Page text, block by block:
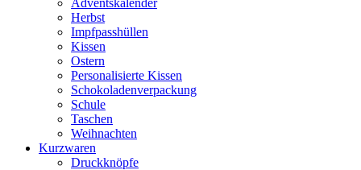
Adventskalender
Herbst
Impfpasshüllen
Kissen
Ostern
Personalisierte Kissen
Schokoladenverpackung
Schule
Taschen
Weihnachten
Kurzwaren
Druckknöpfe